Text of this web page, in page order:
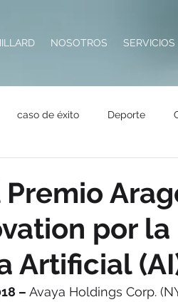
NOSOTROS SERVICIOS
caso de éxito Deporte
RSE Metaverso
por
Artificial
– Avaya Holdings Corp.